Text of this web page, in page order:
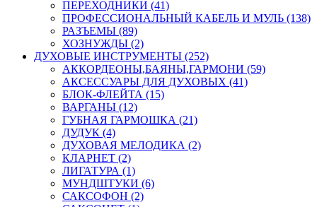
ПЕРЕХОДНИКИ (41)
ПРОФЕССИОНАЛЬНЫЙ КАБЕЛЬ И МУЛЬ (138)
РАЗЪЕМЫ (89)
ХОЗНУЖДЫ (2)
ДУХОВЫЕ ИНСТРУМЕНТЫ (252)
АККОРДЕОНЫ,БАЯНЫ,ГАРМОНИ (59)
АКСЕССУАРЫ ДЛЯ ДУХОВЫХ (41)
БЛОК-ФЛЕЙТА (15)
ВАРГАНЫ (12)
ГУБНАЯ ГАРМОШКА (21)
ДУДУК (4)
ДУХОВАЯ МЕЛОДИКА (2)
КЛАРНЕТ (2)
ЛИГАТУРА (1)
МУНДШТУКИ (6)
САКСОФОН (2)